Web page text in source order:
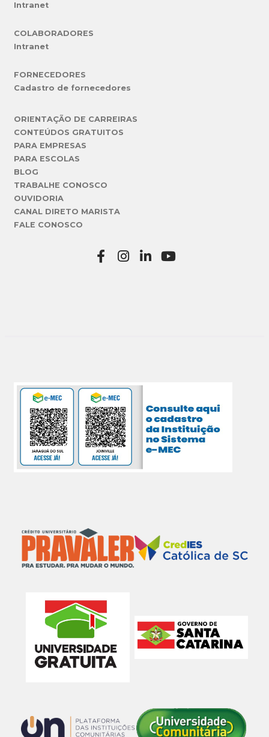
Intranet
COLABORADORES
Intranet
FORNECEDORES
Cadastro de fornecedores
ORIENTAÇÃO DE CARREIRAS
CONTEÚDOS GRATUITOS
PARA EMPRESAS
PARA ESCOLAS
BLOG
TRABALHE CONOSCO
OUVIDORIA
CANAL DIRETO MARISTA
FALE CONOSCO